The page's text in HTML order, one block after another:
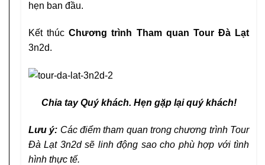
hẹn ban đầu.
Kết thúcChương trình Tham quan Tour Đà Lạt
3n2d.
Chia tay Quý khách. Hẹn gặp lại quý khách!
Lưu ý: Các điểm tham quan trong chương trình Tour
Đà Lạt 3n2d sẽ linh động sao cho phù hợp với tình
hình thực tế.